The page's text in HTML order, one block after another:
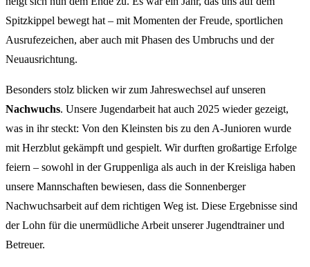
Spitzkippel bewegt hat – mit Momenten der Freude, sportlichen
Ausrufezeichen, aber auch mit Phasen des Umbruchs und der
Neuausrichtung.
Besonders stolz blicken wir zum Jahreswechsel auf unseren
Nachwuchs. Unsere Jugendarbeit hat auch 2025 wieder gezeigt,
was in ihr steckt: Von den Kleinsten bis zu den A-Junioren wurde
mit Herzblut gekämpft und gespielt. Wir durften großartige Erfolge
feiern – sowohl in der Gruppenliga als auch in der Kreisliga haben
unsere Mannschaften bewiesen, dass die Sonnenberger
Nachwuchsarbeit auf dem richtigen Weg ist. Diese Ergebnisse sind
der Lohn für die unermüdliche Arbeit unserer Jugendtrainer und
Betreuer.